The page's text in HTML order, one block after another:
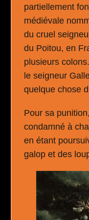
partiellement
médiévale
du cruel
du Poitou, en
plusieurs
le seigneur
quelque chose
Pour sa
condamné à
en étant
galop et des